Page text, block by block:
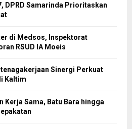
DPRD Samarinda Prioritaskan
di Medsos, Inspektorat
RSUD IA Moeis
Sinergi Perkuat
Kaltim
Kerja Sama, Batu Bara hingga